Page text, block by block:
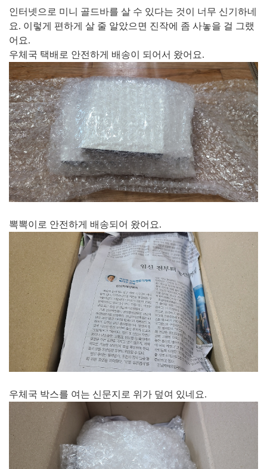
인터넷으로 미니 골드바를 살 수 있다는 것이 너무 신기하네
요. 이렇게 편하게 살 줄 알았으면 진작에 좀 사놓을 걸 그랬
어요.
우체국 택배로 안전하게 배송이 되어서 왔어요.
뽁뽁이로 안전하게 배송되어 왔어요.
우체국 박스를 여는 신문지로 위가 덮여 있네요.